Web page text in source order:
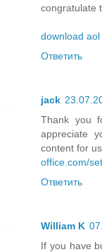
congratulate
download
Ответить
jack
Thank you
appreciate
content for
office.com/
Ответить
William K
If you have